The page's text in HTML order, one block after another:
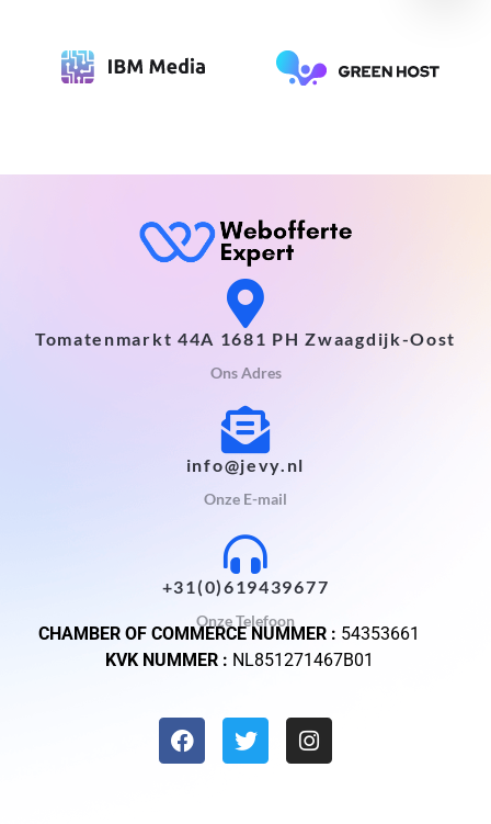
Tomatenmarkt 44A 1681 PH Zwaagdijk-Oost
Ons Adres
info@jevy.nl
Onze E-mail
+31(0)619439677
Onze Telefoon
CHAMBER OF COMMERCE NUMMER : 54353661
KVK NUMMER : NL851271467B01